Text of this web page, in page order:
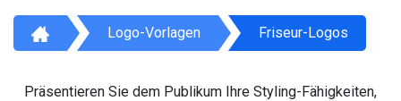
Logo-Vorlagen Friseur-Logos
Präsentieren Sie dem Publikum Ihre Styling-Fähigkeiten,